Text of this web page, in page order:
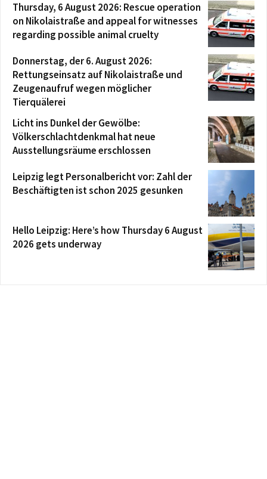
Thursday, 6 August 2026: Rescue operation
on Nikolaistraße and appeal for witnesses
regarding possible animal cruelty
Donnerstag, der 6. August 2026:
Rettungseinsatz auf Nikolaistraße und
Zeugenaufruf wegen möglicher
Tierquälerei
Licht ins Dunkel der Gewölbe:
Völkerschlachtdenkmal hat neue
Ausstellungsräume erschlossen
Leipzig legt Personalbericht vor: Zahl der
Beschäftigten ist schon 2025 gesunken
Hello Leipzig: Here’s how Thursday 6 August
2026 gets underway